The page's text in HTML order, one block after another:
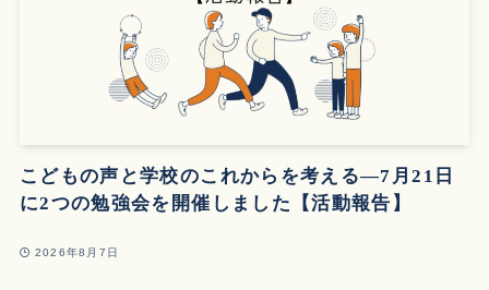
こどもの声と学校のこれからを考える—7月21日
に2つの勉強会を開催しました【活動報告】
2026年8月7日